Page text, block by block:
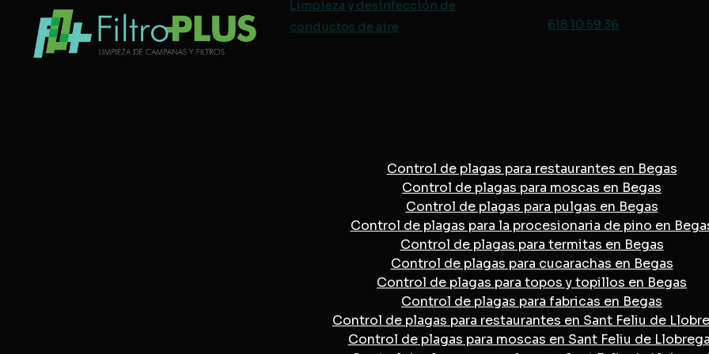
Limpieza y desinfección de
conductos de aire
618 10 59 36
Control de plagas para restaurantes en Begas
Control de plagas para moscas en Begas
Control de plagas para pulgas en Begas
Control de plagas para la procesionaria de pino en
Control de plagas para termitas en Begas
Control de plagas para cucarachas en Begas
Control de plagas para topos y topillos en Begas
Control de plagas para fabricas en Begas
Control de plagas para restaurantes en Sant Feliu de
Control de plagas para moscas en Sant Feliu de